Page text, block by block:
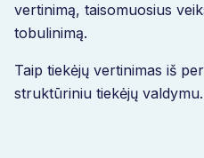
vertinimą, taisomuosius
tobulinimą.
Taip tiekėjų vertinimas iš
struktūriniu tiekėjų valdymu.